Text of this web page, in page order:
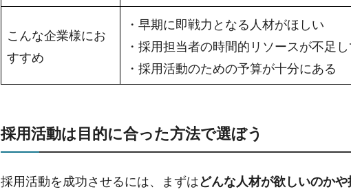
こんな企業様にお
すすめ
・早期に即戦力となる人材がほしい
・採用担当者の時間的リソースが不足
・採用活動のための予算が十分にある
採用活動は目的に合った方法で選ぼう
採用活動を成功させるには、まずはどんな人材が欲しいのか